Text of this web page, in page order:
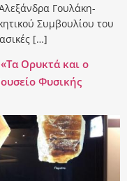
Γουλάκη-
Συμβουλίου του
[…]
«Τα Ορυκτά και ο
Φυσικής